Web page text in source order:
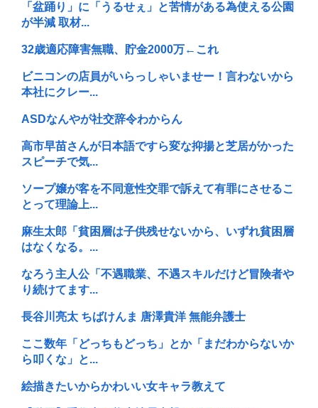
「盆踊り」に「うるせぇ」と苦情がある為使える公園
が半減 取材...
32歳適応障害無職、貯金2000万←これ
ビニコンの店員がいらっしゃいませー！言わないから
本社にクレー...
ASDなんやが社交辞令わからん
高市早苗さんが日本語ですら変な抑揚と芝居がかった
スピーチで気...
ソープ嬢が客を不同意性交罪で訴えて有罪にさせるこ
とって理論上...
麻生太郎「貧困層は子供残せないから、いずれ貧困層
はなくなる。...
なろう主人公「不遇職業、不遇スキルだけど冒険者や
り続けてます...
長谷川亮太 ちばけんま 唐澤貴洋 無能弁護士
ここ数年「どっちもどっち」とか「まだわからないか
ら叩くな」と...
絵描きたいからかわいい女キャラ教えて